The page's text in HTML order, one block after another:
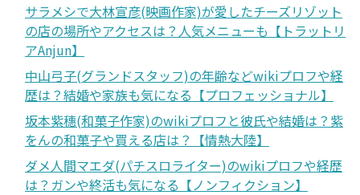
サラメシで大林宣彦(映画作家)が愛したチーズリゾット
の店の場所やアクセスは？人気メニューも【トラットリ
アAnjun】
中山弓子(グランドスタッフ)の年齢などwikiプロフや経
歴は？結婚や家族も気になる【プロフェッショナル】
坂本紫穗(和菓子作家)のwikiプロフと彼氏や結婚は？紫
をんの和菓子や買える店は？【情熱大陸】
ダメ人間マエダ(パチスロライター)のwikiプロフや経歴
は？ガンや終活も気になる【ノンフィクション】